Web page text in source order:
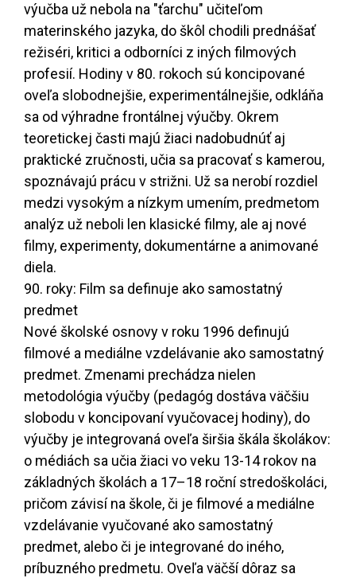
výučba už nebola na "ťarchu" učiteľom
materinského jazyka, do škôl chodili prednášať
režiséri, kritici a odborníci z iných filmových
profesií. Hodiny v 80. rokoch sú koncipované
oveľa slobodnejšie, experimentálnejšie, odkláňa
sa od výhradne frontálnej výučby. Okrem
teoretickej časti majú žiaci nadobudnúť aj
praktické zručnosti, učia sa pracovať s kamerou,
spoznávajú prácu v strižni. Už sa nerobí rozdiel
medzi vysokým a nízkym umením, predmetom
analýz už neboli len klasické filmy, ale aj nové
filmy, experimenty, dokumentárne a animované
diela.
90. roky: Film sa definuje ako samostatný
predmet
Nové školské osnovy v roku 1996 definujú
filmové a mediálne vzdelávanie ako samostatný
predmet. Zmenami prechádza nielen
metodológia výučby (pedagóg dostáva väčšiu
slobodu v koncipovaní vyučovacej hodiny), do
výučby je integrovaná oveľa širšia škála školákov:
o médiách sa učia žiaci vo veku 13-14 rokov na
základných školách a 17–18 roční stredoškoláci,
pričom závisí na škole, či je filmové a mediálne
vzdelávanie vyučované ako samostatný
predmet, alebo či je integrované do iného,
príbuzného predmetu. Oveľa väčší dôraz sa